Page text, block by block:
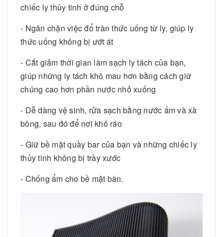
chiếc ly thủy tinh ở đúng chỗ
- Ngăn chặn việc đổ tràn thức uống từ ly, giúp ly
thức uống không bị ướt át
- Cắt giảm thời gian làm sạch ly tách của bạn,
giúp những ly tách khô mau hơn bằng cách giữ
chúng cao hơn phần nước nhỏ xuống
- Dễ dàng vệ sinh, rửa sạch bằng nước ấm và xà
bông, sau đó để nơi khô ráo
- Giữ bề mặt quầy bar của bạn và những chiếc ly
thủy tinh không bị trầy xước
- Chống ẩm cho bề mặt bàn.